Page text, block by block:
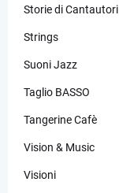
Storie di Cantautori
Strings
Suoni Jazz
Taglio BASSO
Tangerine Cafè
Vision & Music
Visioni